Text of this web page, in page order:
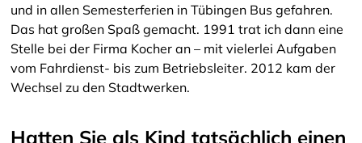
und in allen Semesterferien in Tübingen Bus gefahren.
Das hat großen Spaß gemacht. 1991 trat ich dann eine
Stelle bei der Firma Kocher an – mit vielerlei Aufgaben
vom Fahrdienst- bis zum Betriebsleiter. 2012 kam der
Wechsel zu den Stadtwerken.
Hatten Sie als Kind tatsächlich einen